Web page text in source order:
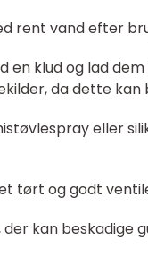
rent vand efter
en klud og lad
da dette kan
eller
tørt og godt
der kan